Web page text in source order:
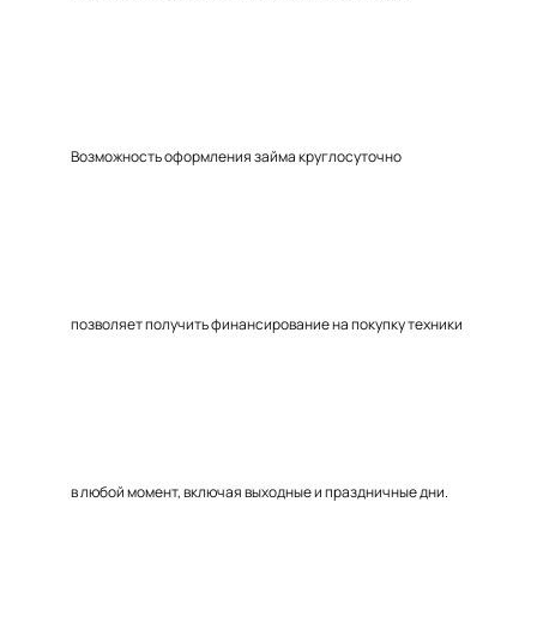
Возможность оформления займа круглосуточно
позволяет получить финансирование на покупку техники
в любой момент, включая выходные и праздничные дни.